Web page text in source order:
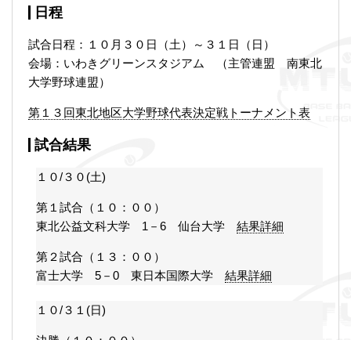
日程
試合日程：１０月３０日（土）～３１日（日）
会場：いわきグリーンスタジアム （主管連盟 南東北
大学野球連盟）
第１３回東北地区大学野球代表決定戦トーナメント表
試合結果
１０/３０(土)
第１試合（１０：００）
東北公益文科大学 1－6 仙台大学 結果詳細
第２試合（１３：００）
富士大学 5－0 東日本国際大学 結果詳細
１０/３１(日)